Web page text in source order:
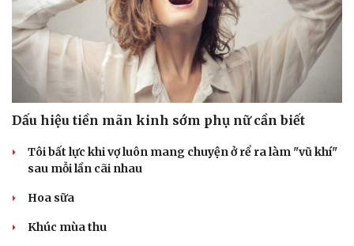
Sức khỏe
Cây thuốc
Dấu hiệu tiền mãn kinh sớm phụ nữ cần biết
Tôi bất lực khi vợ luôn mang chuyện ở rể ra làm "vũ khí"
sau mỗi lần cãi nhau
Hoa sữa
Khúc mùa thu